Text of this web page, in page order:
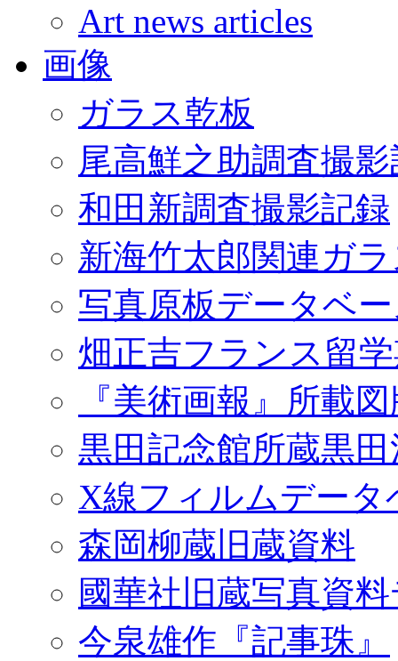
Art news articles
画像
ガラス乾板
尾高鮮之助調査撮
和田新調査撮影記録
新海竹太郎関連ガ
写真原板データベ
畑正吉フランス留
『美術画報』所載
黒田記念館所蔵黒
X線フィルムデータ
森岡柳蔵旧蔵資料
國華社旧蔵写真資
今泉雄作『記事珠』